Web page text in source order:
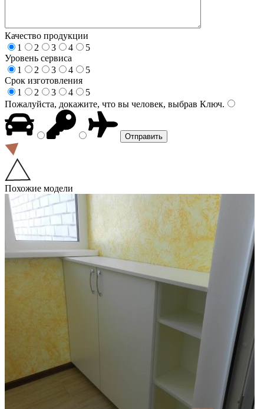
Качество продукции
1
2 3 4
5
Уровень сервиса
1
2 3 4
5
Срок изготовления
1
2 3 4
5
Пожалуйста, докажите, что вы человек, выбрав Ключ.
Похожие модели